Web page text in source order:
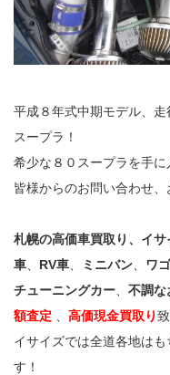
平成８年式中期モデル、
スープラ！
希少な８０スープラを手に
皆様からのお問い合わせ、
札幌の高価車買取り、イ
車
RV車 ミニバン ワ
チューニングカー
不調な
額査定
高価現金買取り
イサイズでは全道各地は
す！